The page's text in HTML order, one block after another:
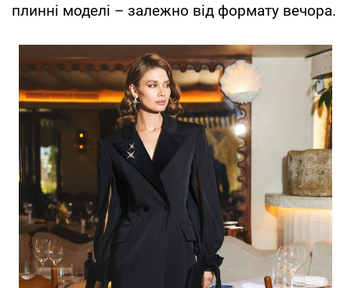
плинні моделі – залежно від формату вечора.